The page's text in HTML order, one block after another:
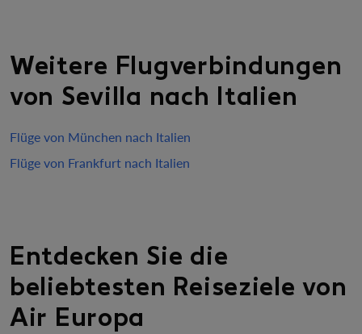
Weitere Flugverbindungen
von Sevilla nach Italien
Flüge von München nach Italien
Flüge von Frankfurt nach Italien
Entdecken Sie die
beliebtesten Reiseziele von
Air Europa